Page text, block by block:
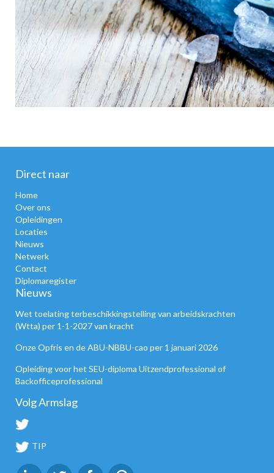
Direct naar
Home
Over ons
Opleidingen
Locaties
Nieuws
Netwerk
Contact
Diplomaregister
Nieuws
Wet toelating terbeschikkingstelling van arbeidskrachten
(Wtta) per 1-1-2027 van kracht
Onze Opfris en de ABU-NBBU-cao per 1 januari 2026
Opleiding voor het SEU-diploma Uitzendprofessional of
Backofficeprofessional
Volg Armslag
TIP